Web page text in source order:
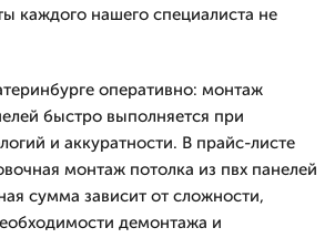
каждого нашего специалиста не
оперативно: монтаж
быстро выполняется при
и аккуратности. В прайс-листе
монтаж потолка из пвх панелей
сумма зависит от сложности,
демонтажа и